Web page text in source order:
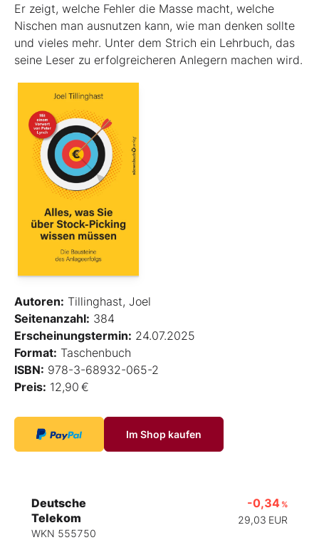
Er zeigt, welche Fehler die Masse macht, welche
Nischen man ausnutzen kann, wie man denken sollte
und vieles mehr. Unter dem Strich ein Lehrbuch, das
seine Leser zu erfolgreicheren Anlegern machen wird.
Autoren: Tillinghast, Joel
Seitenanzahl: 384
Erscheinungstermin: 24.07.2025
Format: Taschenbuch
ISBN: 978-3-68932-065-2
Preis: 12,90 €
Im Shop kaufen
Deutsche
Telekom
WKN 555750
-0,34 %
29,03 EUR